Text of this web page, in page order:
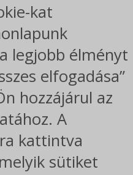
kat
legjobb élményt
elfogadása”
hozzájárul az
A
kattintva
sütiket